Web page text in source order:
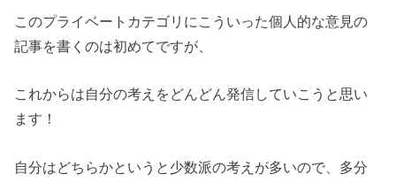
このプライベートカテゴリにこういった個人的な意見の
記事を書くのは初めてですが、
これからは自分の考えをどんどん発信していこうと思い
ます！
自分はどちらかというと少数派の考えが多いので、多分